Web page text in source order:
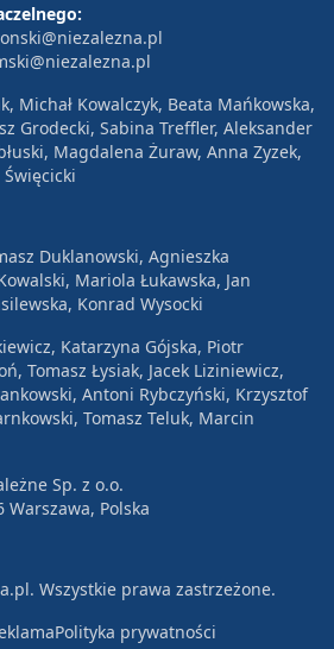
Michał Kowalczyk, Beata Mańkowska,
Grodecki, Sabina Treffler, Aleksander
Magdalena Żuraw, Anna Zyzek,
Duklanowski, Agnieszka
Mariola Łukawska, Jan
Konrad Wysocki
Katarzyna Gójska, Piotr
Tomasz Łysiak, Jacek Liziniewicz,
Antoni Rybczyński, Krzysztof
Tomasz Teluk, Marcin
Sp. z o.o.
Warszawa, Polska
Wszystkie prawa zastrzeżone.
Polityka prywatności